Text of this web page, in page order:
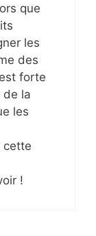
que
les
des
forte
de la
les
cette
!